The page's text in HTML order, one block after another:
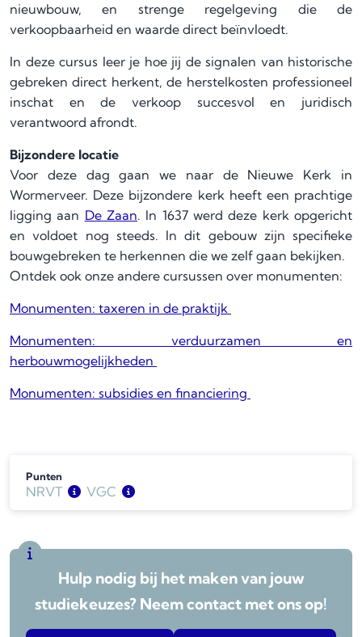
nieuwbouw, en strenge regelgeving die de
verkoopbaarheid en waarde direct beïnvloedt.
In deze cursus leer je hoe jij de signalen van historische
gebreken direct herkent, de herstelkosten professioneel
inschat en de verkoop succesvol en juridisch
verantwoord afrondt.
Bijzondere locatie
Voor deze dag gaan we naar de Nieuwe Kerk in
Wormerveer. Deze bijzondere kerk heeft een prachtige
ligging aan De Zaan. In 1637 werd deze kerk opgericht
en voldoet nog steeds. In dit gebouw zijn specifieke
bouwgebreken te herkennen die we zelf gaan bekijken.
Ontdek ook onze andere cursussen over monumenten:
Monumenten: taxeren in de praktijk
Monumenten: verduurzamen en
herbouwmogelijkheden
Monumenten: subsidies en financiering
Punten
NRVT
BV
6
LV
Wonen
6
VGC
BV
6
Wonen
6
Hulp nodig bij het maken van jouw
studiekeuzes? Neem contact met ons op!